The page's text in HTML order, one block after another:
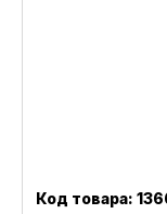
Код товара: